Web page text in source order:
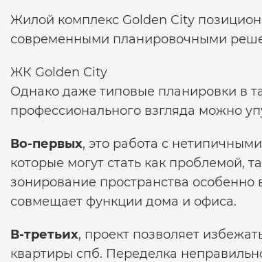
Жилой комплекс Golden City
современными планировочными
ЖК Golden City
Однако даже типовые планировки в
профессионального взгляда можно
Во-первых, это работа с
которые могут стать как проблемой,
зонирование пространства
совмещает функции дома и офиса.
В-третьих, проект позволяет
квартиры спб. Переделка